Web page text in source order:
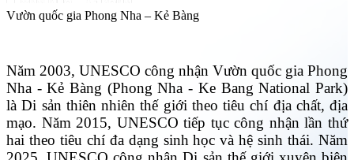
Vườn quốc gia Phong Nha – Kẻ Bàng
Năm 2003, UNESCO công nhận Vườn quốc gia Phong
Nha - Kẻ Bàng (Phong Nha - Ke Bang National Park)
là Di sản thiên nhiên thế giới theo tiêu chí địa chất, địa
mạo. Năm 2015, UNESCO tiếp tục công nhận lần thứ
hai theo tiêu chí đa dạng sinh học và hệ sinh thái. Năm